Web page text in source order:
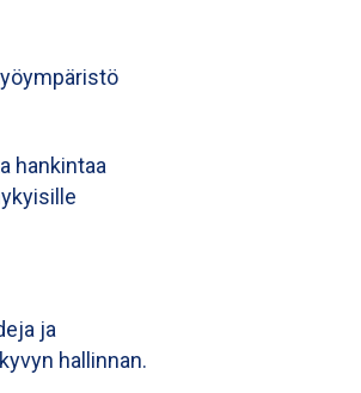
hankintaa
ja
hallinnan.